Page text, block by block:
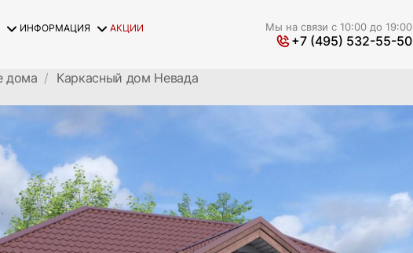
ИНФОРМАЦИЯ
АКЦИИ
Мы на связи с 10:00 до 19:00
+7 (495) 532-55-50
дома Каркасный дом Невада